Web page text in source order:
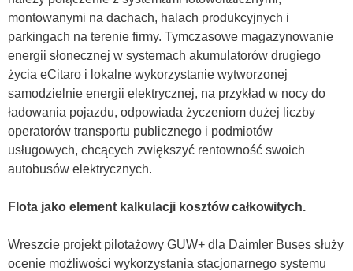
montowanymi na dachach, halach produkcyjnych i
parkingach na terenie firmy. Tymczasowe magazynowanie
energii słonecznej w systemach akumulatorów drugiego
życia eCitaro i lokalne wykorzystanie wytworzonej
samodzielnie energii elektrycznej, na przykład w nocy do
ładowania pojazdu, odpowiada życzeniom dużej liczby
operatorów transportu publicznego i podmiotów
usługowych, chcących zwiększyć rentowność swoich
autobusów elektrycznych.
Flota jako element kalkulacji kosztów całkowitych.
Wreszcie projekt pilotażowy GUW+ dla Daimler Buses służy
ocenie możliwości wykorzystania stacjonarnego systemu